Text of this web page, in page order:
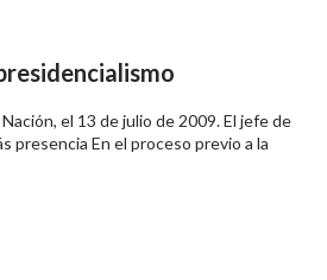
el 13 de julio de 2009. El jefe de
presencia En el proceso previo a la